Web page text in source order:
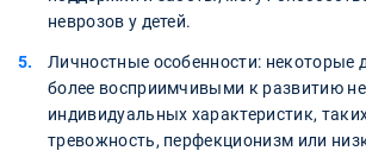
неврозов у детей.
Личностные особенности: некоторые
более восприимчивыми к развитию
индивидуальных характеристик,
тревожность, перфекционизм или